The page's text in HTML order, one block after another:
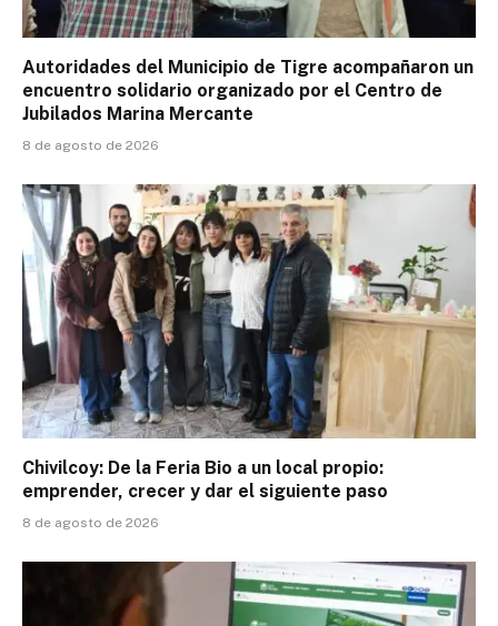
Autoridades del Municipio de Tigre acompañaron un
encuentro solidario organizado por el Centro de
Jubilados Marina Mercante
8 de agosto de 2026
Chivilcoy: De la Feria Bio a un local propio:
emprender, crecer y dar el siguiente paso
8 de agosto de 2026